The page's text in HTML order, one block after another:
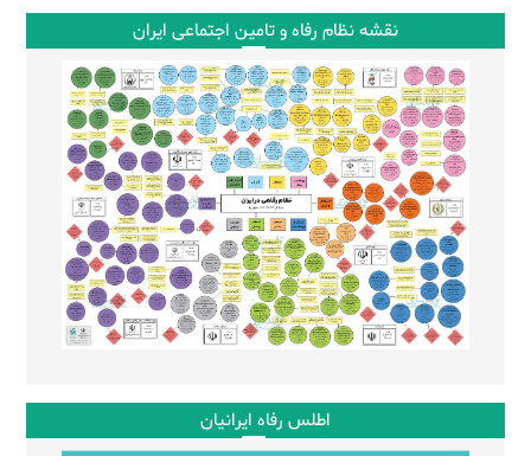
نقشه نظام رفاه و تامین اجتماعی ایران
اطلس رفاه ایرانیان